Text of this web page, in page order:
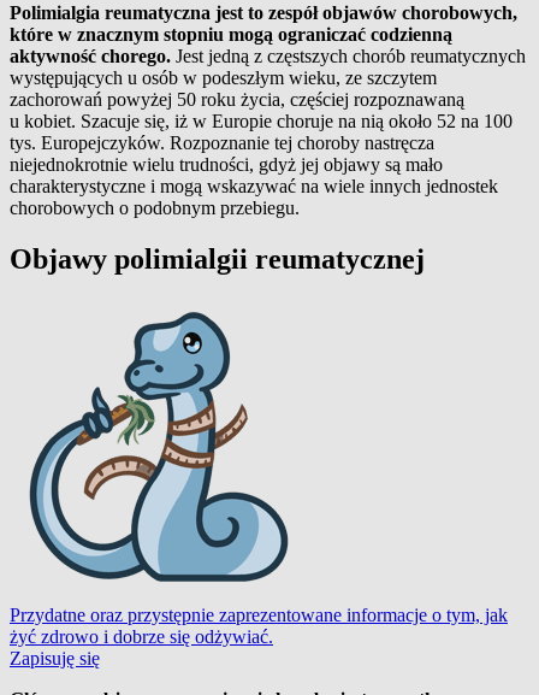
Polimialgia reumatyczna jest to zespół objawów chorobowych,
które w znacznym stopniu mogą ograniczać codzienną
aktywność chorego. Jest jedną z częstszych chorób reumatycznych
występujących u osób w podeszłym wieku, ze szczytem
zachorowań powyżej 50 roku życia, częściej rozpoznawaną
u kobiet. Szacuje się, iż w Europie choruje na nią około 52 na 100
tys. Europejczyków. Rozpoznanie tej choroby nastręcza
niejednokrotnie wielu trudności, gdyż jej objawy są mało
charakterystyczne i mogą wskazywać na wiele innych jednostek
chorobowych o podobnym przebiegu.
Objawy polimialgii reumatycznej
Przydatne oraz przystępnie zaprezentowane informacje o tym, jak
żyć zdrowo i dobrze się odżywiać.
Zapisuję się